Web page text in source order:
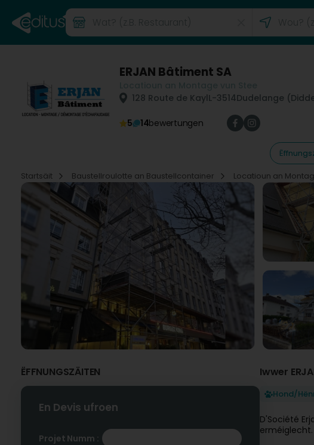
ERJAN Bâtiment SA
128 Route de KaylL-3514Dudelange
5 14bewertungen
Startsäit
Baustellroulotte an Baustellcontainer Locatioun an
ËFFNUNGSZÄITEN
En Devis ufroen
Projet Numm :
Iwwer
Hond/
D'Société
erméiglecht.